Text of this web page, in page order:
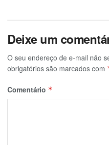
Deixe um
O seu endereço de e-mail não
obrigatórios são marcados com
Comentário *